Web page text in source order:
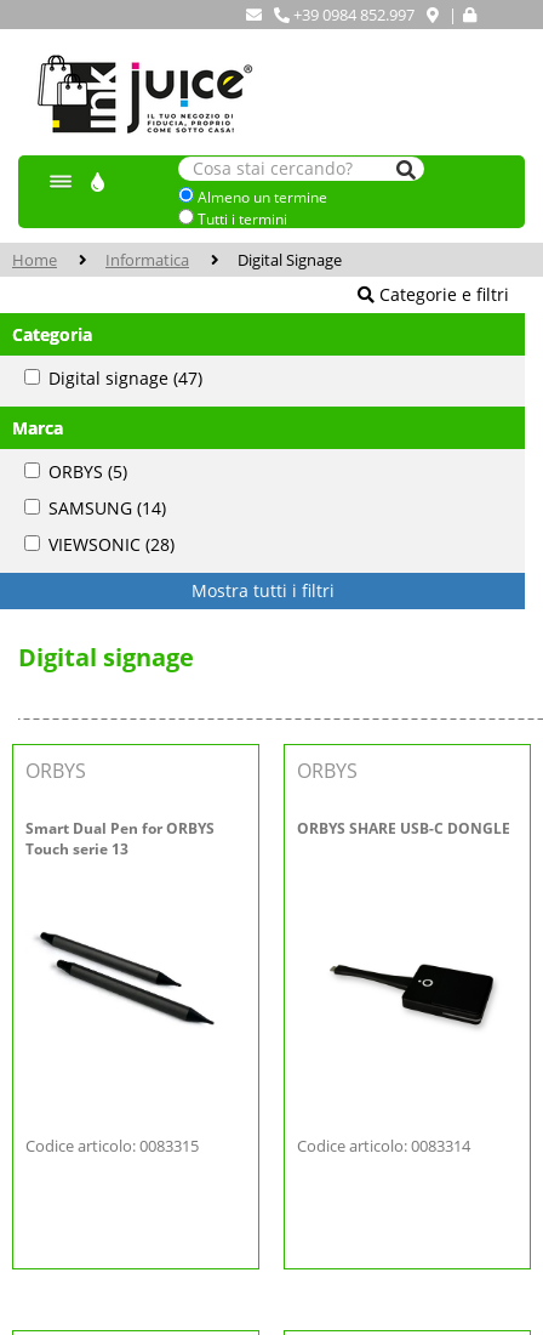
+39 0984 852.997 |
Almeno un termine
Tutti i termini
Home Informatica Digital Signage
Categorie e filtri
Categoria
Digital signage (47)
Marca
ORBYS (5)
SAMSUNG (14)
VIEWSONIC (28)
Mostra tutti i filtri
Digital signage
ORBYS
Smart Dual Pen for ORBYS
Touch serie 13
Codice articolo: 0083315
ORBYS
ORBYS SHARE USB-C DONGLE
Codice articolo: 0083314